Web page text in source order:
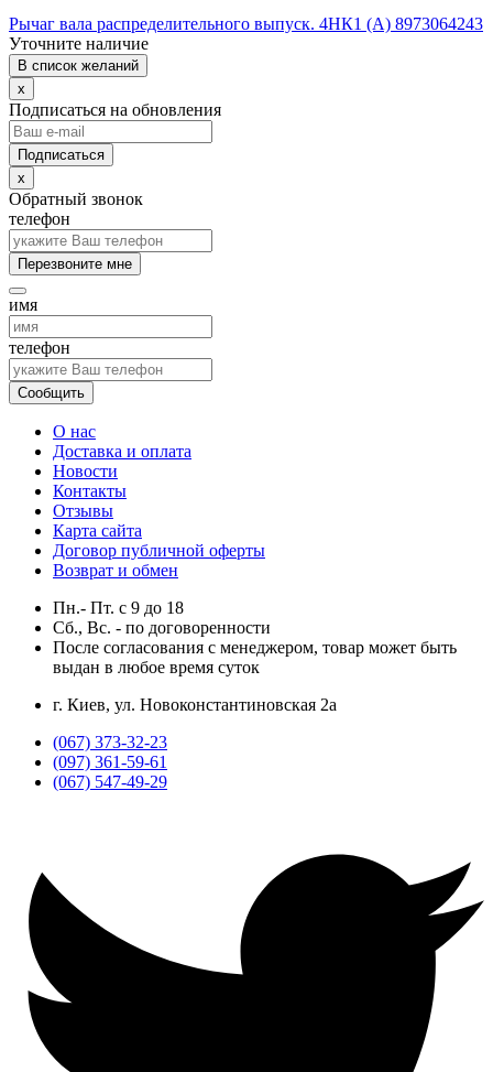
Рычаг вала распределительного выпуск. 4HК1 (А) 8973064243
Уточните наличие
В список желаний
x
Подписаться на обновления
x
Обратный звонок
телефон
Перезвоните мне
имя
телефон
Сообщить
О нас
Доставка и оплата
Новости
Контакты
Отзывы
Карта сайта
Договор публичной оферты
Возврат и обмен
Пн.- Пт. с 9 до 18
Сб., Вс. - по договоренности
После согласования с менеджером, товар может быть
выдан в любое время суток
г. Киев, ул. Новоконстантиновская 2а
(067) 373-32-23
(097) 361-59-61
(067) 547-49-29